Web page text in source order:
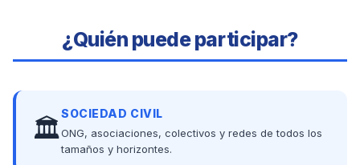
¿Quién puede participar?
🏛
SOCIEDAD CIVIL
ONG, asociaciones, colectivos y redes de todos los
tamaños y horizontes.